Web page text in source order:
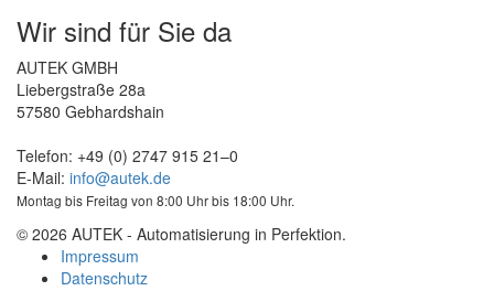
Wir sind für Sie da
AUTEK GMBH
Liebergstraße 28a
57580 Gebhardshain
Telefon: +49 (0) 2747 915 21–0
E-Mail: info@autek.de
Montag bis Freitag von 8:00 Uhr bis 18:00 Uhr.
© 2026 AUTEK - Automatisierung in Perfektion.
Impressum
Datenschutz